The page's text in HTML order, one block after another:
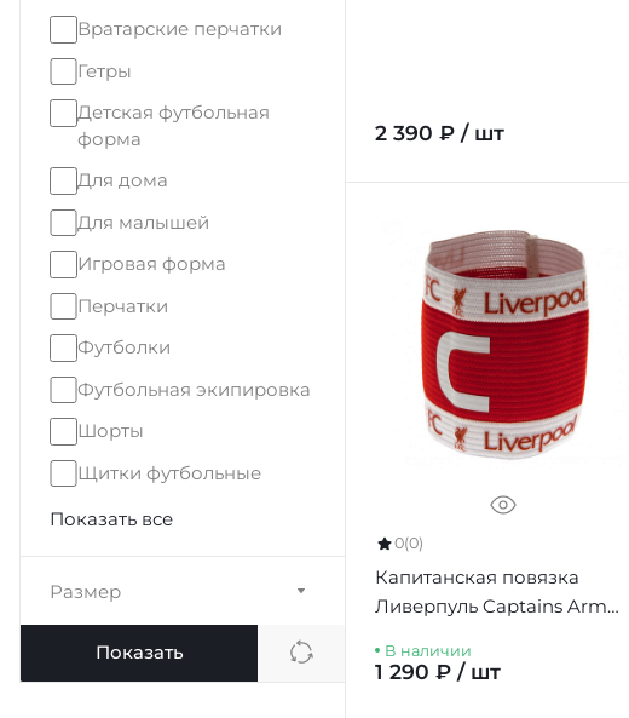
Вратарские перчатки
Гетры
Детская футбольная
форма
Для дома
Для малышей
Игровая форма
Перчатки
Футболки
Футбольная экипировка
Шорты
Щитки футбольные
Показать все
Размер
Показать
2 390 ₽ / шт
0(0)
Капитанская повязка
Ливерпуль Captains Arm
В наличии
1 290 ₽ / шт